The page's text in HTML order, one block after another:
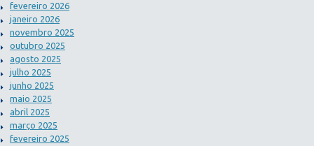
fevereiro 2026
janeiro 2026
novembro 2025
outubro 2025
agosto 2025
julho 2025
junho 2025
maio 2025
abril 2025
março 2025
fevereiro 2025